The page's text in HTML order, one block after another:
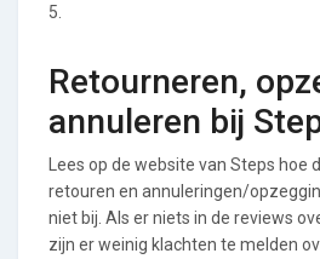
5.
Retourneren,
annuleren bij
Lees op de website van Steps
retouren en annuleringen/
niet bij. Als er niets in de reviews
zijn er weinig klachten te melden